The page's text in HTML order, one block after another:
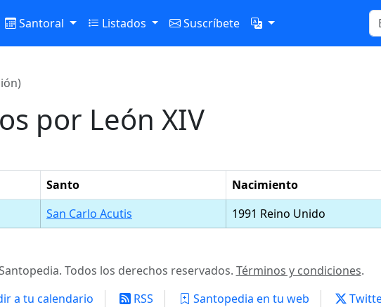
Santoral Listados Suscríbete
por León XIV
Santo Nacimiento
San Carlo Acutis 1991 Reino Unido
Todos los derechos reservados. Términos y condiciones.
a tu calendario RSS Santopedia en tu web